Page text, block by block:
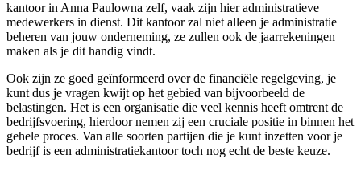
kantoor in Anna Paulowna zelf, vaak zijn hier administratieve
medewerkers in dienst. Dit kantoor zal niet alleen je administratie
beheren van jouw onderneming, ze zullen ook de jaarrekeningen
maken als je dit handig vindt.
Ook zijn ze goed geïnformeerd over de financiële regelgeving, je
kunt dus je vragen kwijt op het gebied van bijvoorbeeld de
belastingen. Het is een organisatie die veel kennis heeft omtrent de
bedrijfsvoering, hierdoor nemen zij een cruciale positie in binnen het
gehele proces. Van alle soorten partijen die je kunt inzetten voor je
bedrijf is een administratiekantoor toch nog echt de beste keuze.